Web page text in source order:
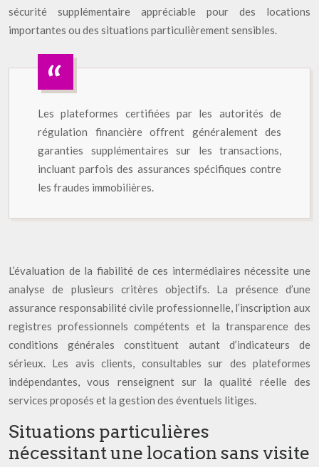
sécurité supplémentaire appréciable pour des locations
importantes ou des situations particulièrement sensibles.
Les plateformes certifiées par les autorités de
régulation financière offrent généralement des
garanties supplémentaires sur les transactions,
incluant parfois des assurances spécifiques contre
les fraudes immobilières.
L’évaluation de la fiabilité de ces intermédiaires nécessite une
analyse de plusieurs critères objectifs. La présence d’une
assurance responsabilité civile professionnelle, l’inscription aux
registres professionnels compétents et la transparence des
conditions générales constituent autant d’indicateurs de
sérieux. Les avis clients, consultables sur des plateformes
indépendantes, vous renseignent sur la qualité réelle des
services proposés et la gestion des éventuels litiges.
Situations particulières
nécessitant une location sans visite